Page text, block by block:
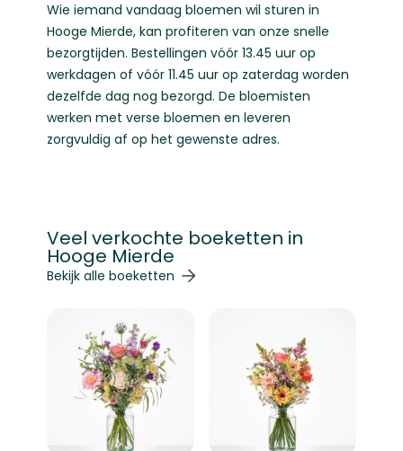
Wie iemand vandaag bloemen wil sturen in
Hooge Mierde, kan profiteren van onze snelle
bezorgtijden. Bestellingen vóór 13.45 uur op
werkdagen of vóór 11.45 uur op zaterdag worden
dezelfde dag nog bezorgd. De bloemisten
werken met verse bloemen en leveren
zorgvuldig af op het gewenste adres.
Veel verkochte boeketten in
Hooge Mierde
Navigeren door de elementen van de carrousel is
Druk om carrousel over te slaan
Bekijk alle boeketten